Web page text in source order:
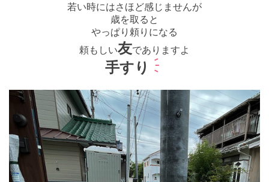
若い時にはさほど感じませんが
歳を取ると
やっぱり頼りになる
頼もしい友でありますよ
手すり